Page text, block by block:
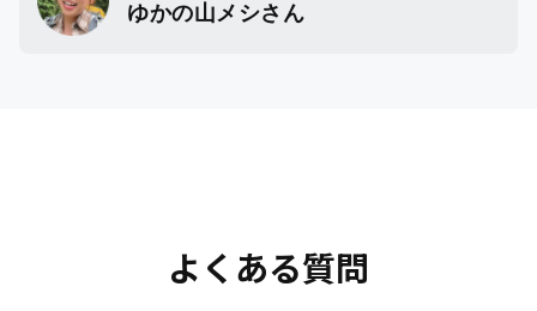
ゆかの山メシさん
よくある質問